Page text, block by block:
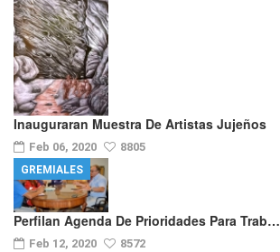
Inauguraran Muestra De Artistas Jujeños
Feb 06, 2020 8805
Perfilan Agenda De Prioridades Para Trab…
Feb 12, 2020 8572
GREMIALES